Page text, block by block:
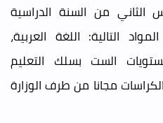
الثاني من السنة الدراسية
التالية: اللغة العربية،
الست بسلك التعليم
مجانا من طرف الوزارة